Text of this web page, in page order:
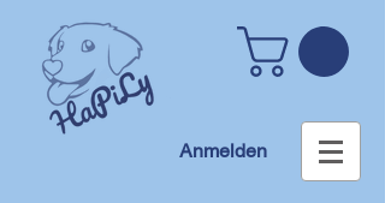
Anmelden